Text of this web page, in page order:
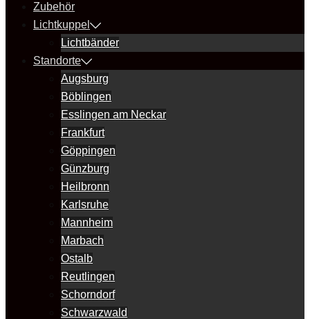
Zubehör
Lichtkuppel
Lichtbänder
Standorte
Augsburg
Böblingen
Esslingen am Neckar
Frankfurt
Göppingen
Günzburg
Heilbronn
Karlsruhe
Mannheim
Marbach
Ostalb
Reutlingen
Schorndorf
Schwarzwald